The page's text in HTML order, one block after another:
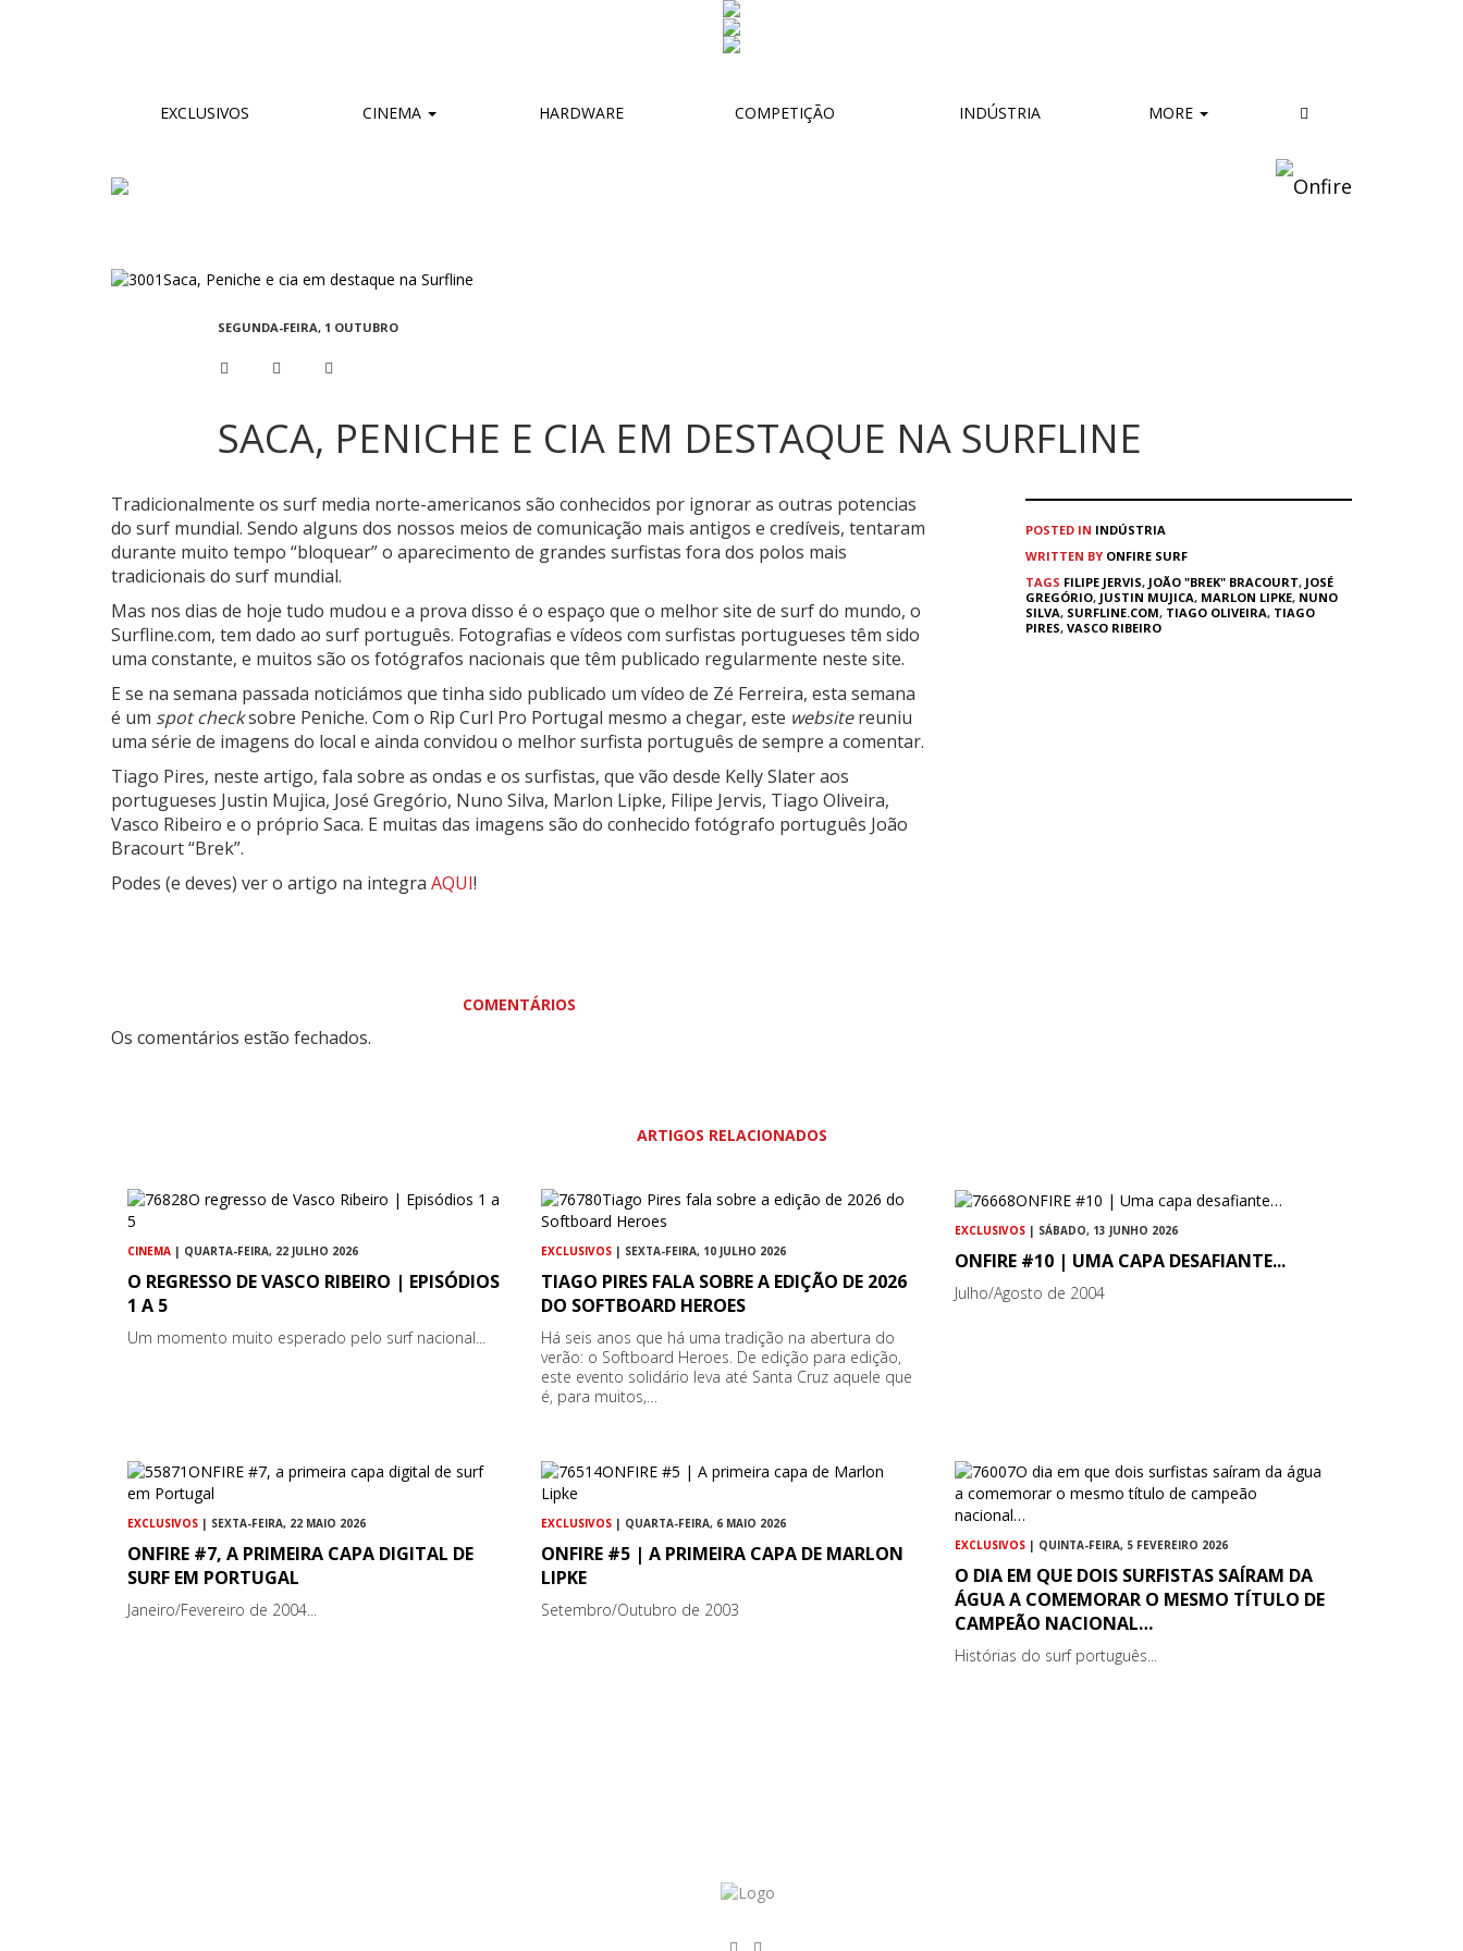
EXCLUSIVOS CINEMA HARDWARE COMPETIÇÃO INDÚSTRIA MORE
SEGUNDA-FEIRA, 1 OUTUBRO
SACA, PENICHE E CIA EM DESTAQUE NA SURFLINE
Tradicionalmente os surf media norte-americanos são conhecidos por ignorar as outras potencias
do surf mundial. Sendo alguns dos nossos meios de comunicação mais antigos e credíveis, tentaram
durante muito tempo “bloquear” o aparecimento de grandes surfistas fora dos polos mais
tradicionais do surf mundial.
Mas nos dias de hoje tudo mudou e a prova disso é o espaço que o melhor site de surf do mundo, o
Surfline.com, tem dado ao surf português. Fotografias e vídeos com surfistas portugueses têm sido
uma constante, e muitos são os fotógrafos nacionais que têm publicado regularmente neste site.
E se na semana passada noticiámos que tinha sido publicado um vídeo de Zé Ferreira, esta semana
é um spot checksobre Peniche. Com o Rip Curl Pro Portugal mesmo a chegar, este websitereuniu
uma série de imagens do local e ainda convidou o melhor surfista português de sempre a comentar.
Tiago Pires, neste artigo, fala sobre as ondas e os surfistas, que vão desde Kelly Slater aos
portugueses Justin Mujica, José Gregório, Nuno Silva, Marlon Lipke, Filipe Jervis, Tiago Oliveira,
Vasco Ribeiro e o próprio Saca. E muitas das imagens são do conhecido fotógrafo português João
Bracourt “Brek”.
Podes (e deves) ver o artigo na integra AQUI!
COMENTÁRIOS
Os comentários estão fechados.
POSTED IN INDÚSTRIA
WRITTEN BY ONFIRE SURF
TAGS FILIPE JERVIS, JOÃO "BREK" BRACOURT, JOSÉ
GREGÓRIO, JUSTIN MUJICA, MARLON LIPKE, NUNO
SILVA, SURFLINE.COM, TIAGO OLIVEIRA, TIAGO
PIRES, VASCO RIBEIRO
ARTIGOS RELACIONADOS
CINEMA | QUARTA-FEIRA, 22 JULHO 2026
O REGRESSO DE VASCO RIBEIRO | EPISÓDIOS
1 A 5
Um momento muito esperado pelo surf nacional...
EXCLUSIVOS | SEXTA-FEIRA, 10 JULHO 2026
TIAGO PIRES FALA SOBRE A EDIÇÃO DE 2026
DO SOFTBOARD HEROES
Há seis anos que há uma tradição na abertura do
verão: o Softboard Heroes. De edição para edição,
este evento solidário leva até Santa Cruz aquele que
é, para muitos,…
EXCLUSIVOS | SÁBADO, 13 JUNHO 2026
ONFIRE #10 | UMA CAPA DESAFIANTE...
Julho/Agosto de 2004
EXCLUSIVOS | SEXTA-FEIRA, 22 MAIO 2026
ONFIRE #7, A PRIMEIRA CAPA DIGITAL DE
SURF EM PORTUGAL
Janeiro/Fevereiro de 2004...
EXCLUSIVOS | QUARTA-FEIRA, 6 MAIO 2026
ONFIRE #5 | A PRIMEIRA CAPA DE MARLON
LIPKE
Setembro/Outubro de 2003
EXCLUSIVOS | QUINTA-FEIRA, 5 FEVEREIRO 2026
O DIA EM QUE DOIS SURFISTAS SAÍRAM DA
ÁGUA A COMEMORAR O MESMO TÍTULO DE
CAMPEÃO NACIONAL…
Histórias do surf português...